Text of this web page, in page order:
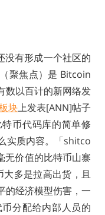
有形成一个社区的
聚焦点）是 Bitcoin
数以百计的新网络发
块上发表[ANN]帖子
币代码库的简单修
实质内容。「shitco
无价值的比特币山寨
大多是拉高出货，且
的经济模型伤害，一
分配给内部人员的